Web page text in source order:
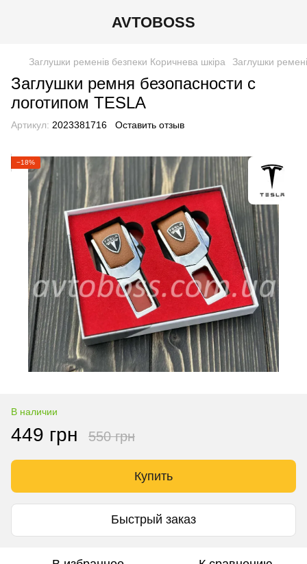
AVTOBOSS
Заглушки ременів безпеки Коричнева шкіра Заглушки
Заглушки ремня безопасности с
логотипом TESLA
Артикул: 2023381716 Оставить отзыв
−18%
В наличии
449 грн 550 грн
Купить
Быстрый заказ